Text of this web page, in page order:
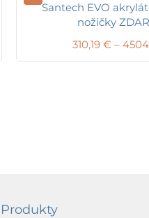
Santech EVO
nožičky
310,19 € –
Produkty